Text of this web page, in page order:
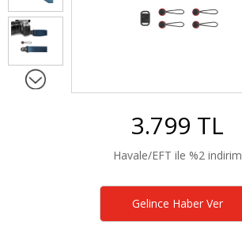
3.799 TL
Havale/EFT ile %2 indirim
Gelince Haber Ver